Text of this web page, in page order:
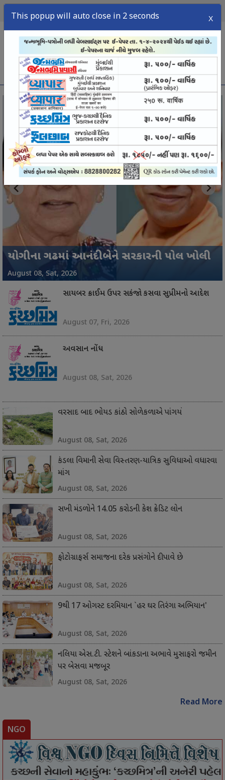
શનિવાર, ઑગસ્ટ,2026
menu
This popup will auto close in 1 seconds X
સિરક્રીક સીમાએ નાપાક પેંતરાથી ભારત સાવધ
August 08, Sat, 2026
યોગીના ગઢમાં આનંદીબેને સરકારની પોલ ખોલી
August 08, Sat, 2026
અમેરિકાને ભારતનો સણસણતો જવાબ : આ
અમારી આંતરિક બાબત
August 08, Sat, 2026
બનાસકાંઠામાં લુધિયાણાથી કચ્છ લવાતો 1.05
કરોડનો દારૂનો જથ્થો ઝડપાયો
August 08, Sat, 2026
મિલકત વેચાણમાં ઝડપ લાવતા મહત્ત્વના મહેસૂલી
નિર્ણયો
August 08, Sat, 2026
ગાંધીધામ : ખંડણી પ્રકરણે વધુ પાંચની ધરપકડ
August 08, Sat, 2026
પાવરપટ્ટીમાં મોટા પ્રમાણમાં એરંડાનું વાવેતર
August 08, Sat, 2026
જર્જરિત મિલકતો તંત્રની નજરથી દૂર
August 08, Sat, 2026
સાયબર ક્રાઈમ ઉપર સકંજો કસવા સુપ્રીમનો આદેશ
August 07, Fri, 2026
અવસાન નોંધ
August 08, Sat, 2026
વરસાદ બાદ ભોયડ કાંઠો સોળેકળાએ પાંગર્યો
August 08, Sat, 2026
કંડલા વિમાની સેવા વિસ્તરણ-યાત્રિક સુવિધાઓ વધારવા
માંગ
August 08, Sat, 2026
સખી મંડળોને 14.05 કરોડની કેશ ક્રેડિટ લોન
August 08, Sat, 2026
ફોટોગ્રાફર્સ સમાજના દરેક પ્રસંગોને દીપાવે છે
August 08, Sat, 2026
9થી 17 ઓગસ્ટ દરમિયાન `હર ઘર તિરંગા અભિયાન'
August 08, Sat, 2026
નલિયા એસ.ટી. સ્ટેશને બાંકડાના અભાવે મુસાફરો જમીન
પર બેસવા મજબૂર
August 08, Sat, 2026
Read More
NGO